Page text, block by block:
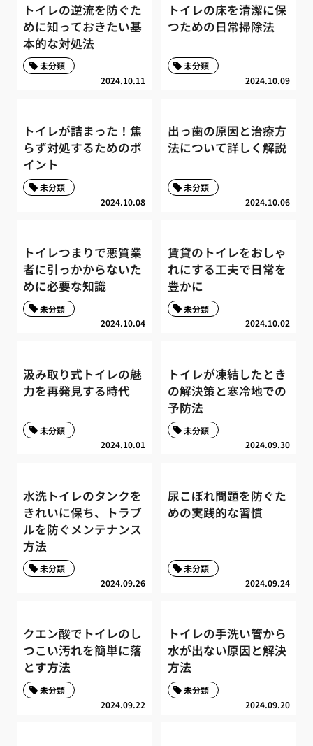
トイレの逆流を防ぐた
めに知っておきたい基
本的な対処法
2024.10.11
未分類
トイレの床を清潔に保
つための日常掃除法
2024.10.09
未分類
トイレが詰まった！焦
らず対処するためのポ
イント
2024.10.08
未分類
出っ歯の原因と治療方
法について詳しく解説
2024.10.06
未分類
トイレつまりで悪質業
者に引っかからないた
めに必要な知識
2024.10.04
未分類
賃貸のトイレをおしゃ
れにする工夫で日常を
豊かに
2024.10.02
未分類
汲み取り式トイレの魅
力を再発見する時代
2024.10.01
未分類
トイレが凍結したとき
の解決策と寒冷地での
予防法
2024.09.30
未分類
水洗トイレのタンクを
きれいに保ち、トラブ
ルを防ぐメンテナンス
方法
2024.09.26
未分類
尿こぼれ問題を防ぐた
めの実践的な習慣
2024.09.24
未分類
クエン酸でトイレのし
つこい汚れを簡単に落
とす方法
2024.09.22
未分類
トイレの手洗い管から
水が出ない原因と解決
方法
2024.09.20
未分類